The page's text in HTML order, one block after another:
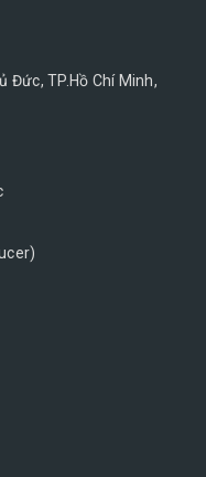
Đức, TP.Hồ Chí Minh,